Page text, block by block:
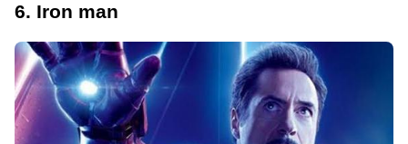
6. Iron man